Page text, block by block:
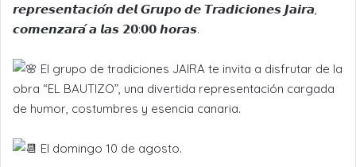
𝙧𝙚𝙥𝙧𝙚𝙨𝙚𝙣𝙩𝙖𝙘𝙞𝙤́𝙣 𝙙𝙚𝙡 𝙂𝙧𝙪𝙥𝙤 𝙙𝙚 𝙏𝙧𝙖𝙙𝙞𝙘𝙞𝙤𝙣𝙚𝙨 𝙅𝙖𝙞𝙧𝙖,
𝙘𝙤𝙢𝙚𝙣𝙯𝙖𝙧𝙖́ 𝙖 𝙡𝙖𝙨 𝟮𝟬:𝟬𝟬 𝙝𝙤𝙧𝙖𝙨.
El grupo de tradiciones JAIRA te invita a disfrutar de la
obra “EL BAUTIZO”, una divertida representación cargada
de humor, costumbres y esencia canaria.
El domingo 10 de agosto.